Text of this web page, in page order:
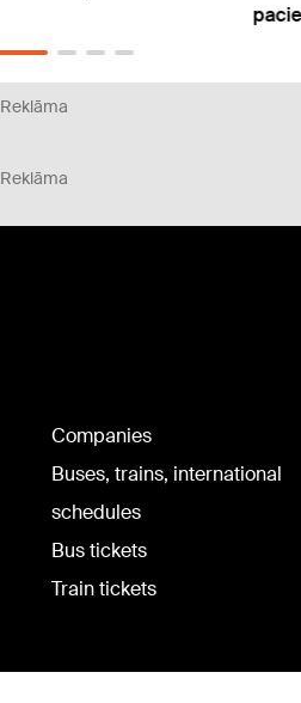
Reklāma
Reklāma
Companies
Buses, trains, international
schedules
Bus tickets
Train tickets